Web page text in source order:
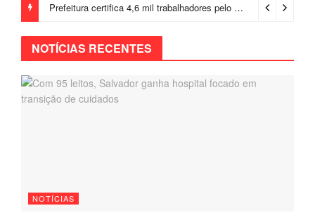
Prefeitura certifica 4,6 mil trabalhadores pelo programa Treinar para Empregar e realiza Feirão de Empregabilidade
NOTÍCIAS RECENTES
NOTÍCIAS